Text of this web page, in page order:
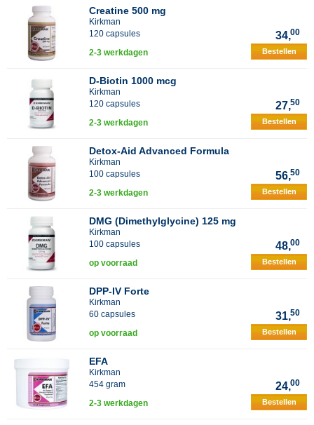
Creatine 500 mg
Kirkman
120 capsules
34,00
2-3 werkdagen Bestellen
D-Biotin 1000 mcg
Kirkman
120 capsules
27,50
2-3 werkdagen Bestellen
Detox-Aid Advanced Formula
Kirkman
100 capsules
56,50
2-3 werkdagen Bestellen
DMG (Dimethylglycine) 125 mg
Kirkman
100 capsules
48,00
op voorraad Bestellen
DPP-IV Forte
Kirkman
60 capsules
31,50
op voorraad Bestellen
EFA
Kirkman
454 gram
24,00
2-3 werkdagen Bestellen